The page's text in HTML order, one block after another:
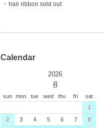
hair ribbon sold out
Calendar
2026
8
sun mon tue wed thu fri
sat
1
2
3 4 5 6 7
8